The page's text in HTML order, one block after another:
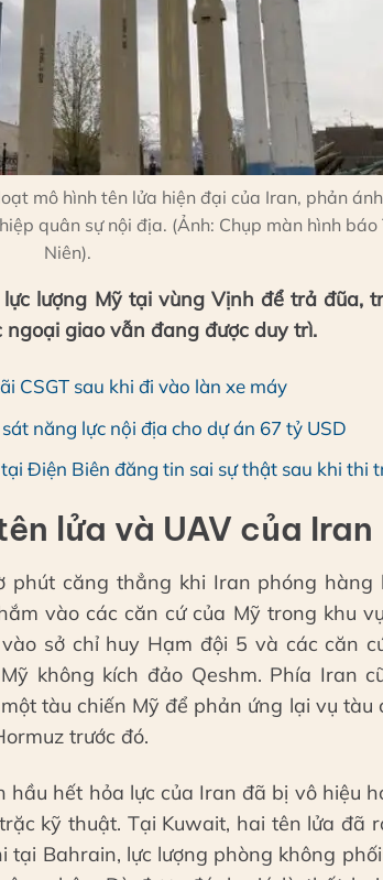
mô hình tên lửa hiện đại của Iran, phản
quân sự nội địa. (Ảnh: Chụp màn hình báo
Niên).
lượng Mỹ tại vùng Vịnh để trả đũa,
giao vẫn đang được duy trì.
CSGT sau khi đi vào làn xe máy
năng lực nội địa cho dự án 67 tỷ USD
Điện Biên đăng tin sai sự thật sau khi thi
lửa và UAV của Iran
phút căng thẳng khi Iran phóng hàng
vào các căn cứ của Mỹ trong khu
sở chỉ huy Hạm đội 5 và các căn
không kích đảo Qeshm. Phía Iran
tàu chiến Mỹ để phản ứng lại vụ tàu
trước đó.
hết hỏa lực của Iran đã bị vô hiệu
kỹ thuật. Tại Kuwait, hai tên lửa đã
Bahrain, lực lượng phòng không